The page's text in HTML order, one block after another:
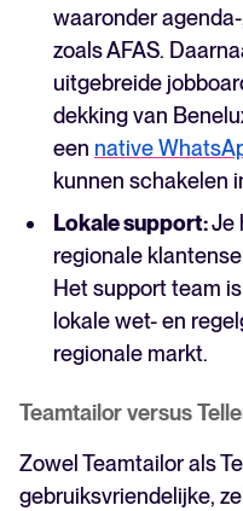
waaronder
zoals AFAS.
uitgebreide
dekking van
een native
kunnen schakelen
Lokale support:Je
regionale
Het support team
lokale wet- en
regionale markt.
Teamtailor versus
Zowel Teamtailor als
gebruiksvriendelijke,